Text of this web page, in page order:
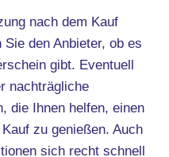
nach dem Kauf
den Anbieter, ob es
gibt. Eventuell
nachträgliche
die Ihnen helfen, einen
zu genießen. Auch
sich recht schnell